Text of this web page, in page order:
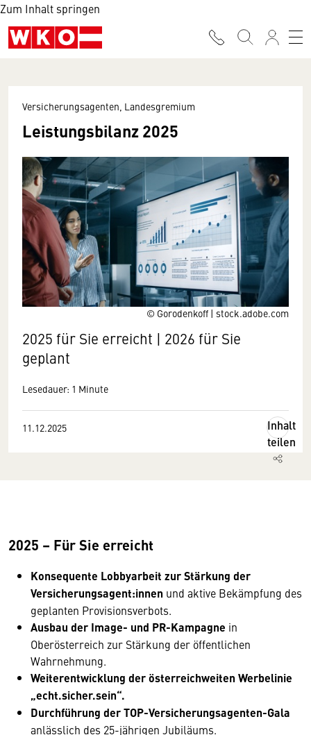
Zum Inhalt springen
© Gorodenkoff | stock.adobe.com
Versicherungsagenten, Landesgremium
Leistungsbilanz 2025
2025 für Sie erreicht | 2026 für Sie
geplant
Lesedauer: 1 Minute
11.12.2025
Inhalt
teilen
2025 – Für Sie erreicht
Konsequente Lobbyarbeit zur Stärkung der
Versicherungsagent:innen und aktive Bekämpfung des
geplanten Provisionsverbots.
Ausbau der Image- und PR-Kampagne in
Oberösterreich zur Stärkung der öffentlichen
Wahrnehmung.
Weiterentwicklung der österreichweiten Werbelinie
„echt.sicher.sein“.
Durchführung der TOP-Versicherungsagenten-Gala
anlässlich des 25-jährigen Jubiläums.